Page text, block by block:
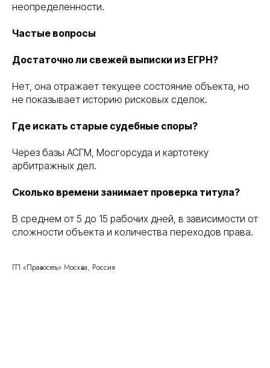
неопределенности.
Частые вопросы
Достаточно ли свежей выписки из ЕГРН?
Нет, она отражает текущее состояние объекта, но
не показывает историю рисковых сделок.
Где искать старые судебные споры?
Через базы АСГМ, Мосгорсуда и картотеку
арбитражных дел.
Сколько времени занимает проверка титула?
В среднем от 5 до 15 рабочих дней, в зависимости от
сложности объекта и количества переходов права.
ГП «Правосеть» Москва, Россия